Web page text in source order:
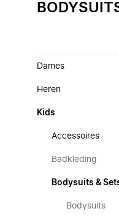
Dames
Heren
Kids
Accessoires
Badkleding
Bodysuits &
Bodysuits